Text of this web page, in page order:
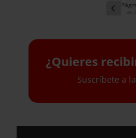
¿Quieres
Suscríbete a